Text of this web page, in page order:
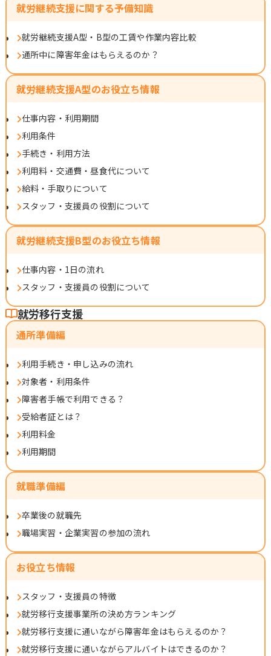
就労継続支援に関する予備知識
就労継続支援A型・B型の工賃や作業内容比較
通所中に障害年金はもらえるのか？
就労継続支援A型のお役立ち情報
仕事内容・利用期間
利用条件
手続き・利用方法
利用料・交通費・昼食代について
給料・手取りについて
スタッフ・支援員の役割について
就労継続支援B型のお役立ち情報
仕事内容・1日の流れ
スタッフ・支援員の役割について
就労移行支援
通所準備編
利用手続き・申し込みの流れ
対象者・利用条件
障害者手帳で利用できる？
受給者証とは？
利用料金
利用期間
就職準備編
卒業後の就職先
職場実習・企業実習の参加の流れ
お役立ち情報
スタッフ・支援員の特徴
就労移行支援事業所の決め方ランキング
就労移行支援に通いながら障害年金はもらえるのか？
就労移行支援に通いながらアルバイトはできるのか？